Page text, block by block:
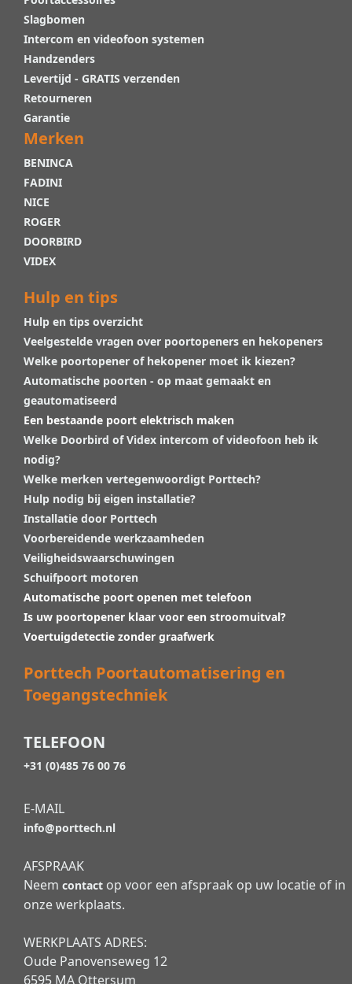
Slagbomen
Intercom en videofoon systemen
Handzenders
Levertijd - GRATIS verzenden
Retourneren
Garantie
Merken
BENINCA
FADINI
NICE
ROGER
DOORBIRD
VIDEX
Hulp en tips
Hulp en tips overzicht
Veelgestelde vragen over poortopeners en hekopeners
Welke poortopener of hekopener moet ik kiezen?
Automatische poorten - op maat gemaakt en
geautomatiseerd
Een bestaande poort elektrisch maken
Welke Doorbird of Videx intercom of videofoon heb ik
nodig?
Welke merken vertegenwoordigt Porttech?
Hulp nodig bij eigen installatie?
Installatie door Porttech
Voorbereidende werkzaamheden
Veiligheidswaarschuwingen
Schuifpoort motoren
Automatische poort openen met telefoon
Is uw poortopener klaar voor een stroomuitval?
Voertuigdetectie zonder graafwerk
Porttech Poortautomatisering en
Toegangstechniek
TELEFOON
+31 (0)485 76 00 76
E-MAIL
info@porttech.nl
AFSPRAAK
Neem contact op voor een afspraak op uw locatie of in
onze werkplaats.
WERKPLAATS ADRES:
Oude Panovenseweg 12
6595 MA Ottersum